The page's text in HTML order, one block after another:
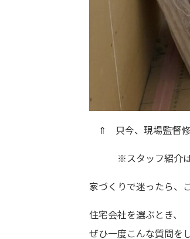
⇑ 只今、現場監督修
※スタッフ紹介
家づくりで迷ったら、
住宅会社を選ぶとき、
ぜひ一度こんな質問を